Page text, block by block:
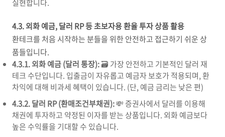
실현합니다.
4.3. 외화 예금, 달러 RP 등 초보자용 환율 투자 상품 활용
환테크를 처음 시작하는 분들을 위한 안전하고 접근하기 쉬운 상
품들입니다.
4.3.1. 외화 예금 (달러 통장):🗃️ 가장 안전하고 기본적인 달러 재
테크 수단입니다. 입출금이 자유롭고 예금자 보호가 적용되며, 환
차익에 대해 비과세 혜택이 있습니다. (단, 예금 금리는 낮은 편)
4.3.2. 달러 RP (환매조건부채권):💸 증권사에서 달러를 이용해
채권에 투자하고 약정된 이자를 받는 상품입니다. 외화 예금보다
높은 수익률을 기대할 수 있습니다.